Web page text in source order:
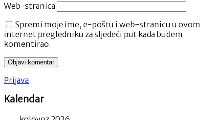
Web-stranica
Spremi moje ime, e-poštu i web-stranicu u ovom
internet pregledniku za sljedeći put kada budem
komentirao.
Prijava
Kalendar